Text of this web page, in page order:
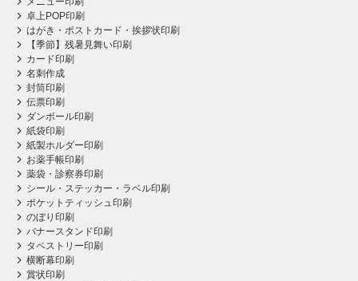
卓上POP印刷
はがき・ポストカード・挨拶状印刷
【季節】残暑見舞い印刷
カード印刷
名刺作成
封筒印刷
伝票印刷
ダンボール印刷
紙袋印刷
紙製ホルダー印刷
お薬手帳印刷
薬袋・診察券印刷
シール・ステッカー・ラベル印刷
ポケットティッシュ印刷
のぼり印刷
バナースタンド印刷
タペストリー印刷
横断幕印刷
賞状印刷